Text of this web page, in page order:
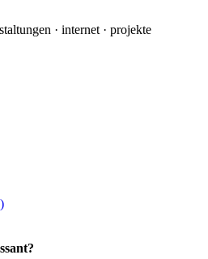
· internet · projekte